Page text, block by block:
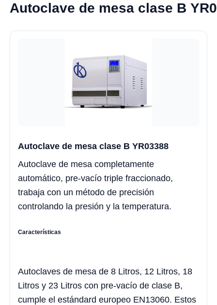
Autoclave de mesa clase B
Autoclave de mesa clase B YR03388
Autoclave de mesa completamente
automático, pre-vacío triple fraccionado,
trabaja con un método de precisión
controlando la presión y la temperatura.
Características
Autoclaves de mesa de 8 Litros, 12 Litros, 18
Litros y 23 Litros con pre-vacío de clase B,
cumple el estándard europeo EN13060. Estos